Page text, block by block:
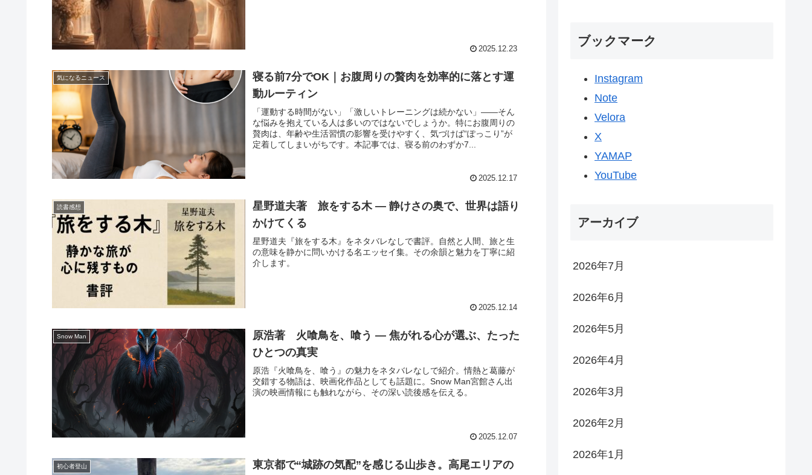
2025.12.23
気になるニュース
寝る前7分でOK｜お腹周りの贅肉を効率的に落とす運
動ルーティン
「運動する時間がない」「激しいトレーニングは続かない」——そん
な悩みを抱えている人は多いのではないでしょうか。特にお腹周りの
贅肉は、年齢や生活習慣の影響を受けやすく、気づけば“ぽっこり”が
定着してしまいがちです。本記事では、寝る前のわずか7...
2025.12.17
読書感想
星野道夫著 旅をする木 ― 静けさの奥で、世界は語り
かけてくる
星野道夫『旅をする木』をネタバレなしで書評。自然と人間、旅と生
の意味を静かに問いかける名エッセイ集。その余韻と魅力を丁寧に紹
介します。
2025.12.14
Snow Man
原浩著 火喰鳥を、喰う ― 焦がれる心が選ぶ、たった
ひとつの真実
原浩『火喰鳥を、喰う』の魅力をネタバレなしで紹介。情熱と葛藤が
交錯する物語は、映画化作品としても話題に。Snow Man宮館さん出
演の映画情報にも触れながら、その深い読後感を伝える。
2025.12.07
初心者登山
東京都で“城跡の気配”を感じる山歩き。高尾エリアの
ブックマーク
Instagram
Note
Velora
X
YAMAP
YouTube
アーカイブ
2026年7月
2026年6月
2026年5月
2026年4月
2026年3月
2026年2月
2026年1月